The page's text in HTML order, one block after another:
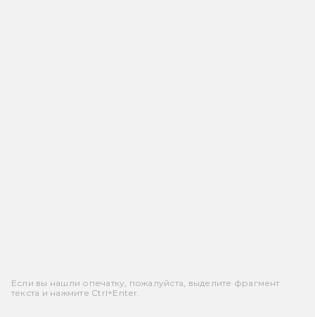
Если вы нашли опечатку, пожалуйста, выделите фрагмент
текста и нажмите Ctrl+Enter.